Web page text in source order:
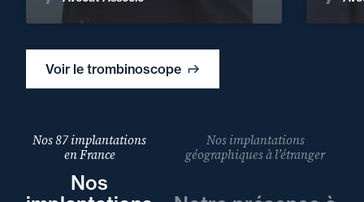
Voir le trombinoscope
Nos 87 implantations
en France
Nos
Nos implantations
géographiques à l’étranger